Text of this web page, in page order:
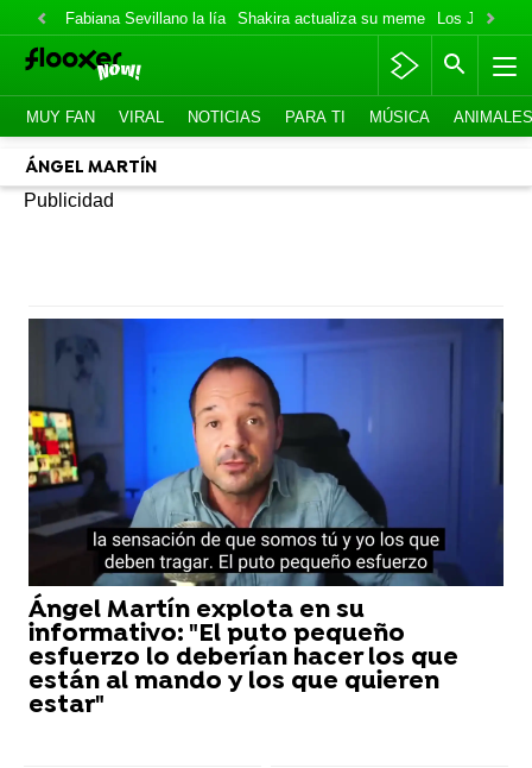
Fabiana Sevillano la lía Shakira actualiza su meme Los Jonas
MUY FAN VIRAL NOTICIAS PARA TI MÚSICA ANIMALES
ÁNGEL MARTÍN
Ángel Martín explota en su
informativo: "El puto pequeño
esfuerzo lo deberían hacer los que
están al mando y los que quieren
estar"